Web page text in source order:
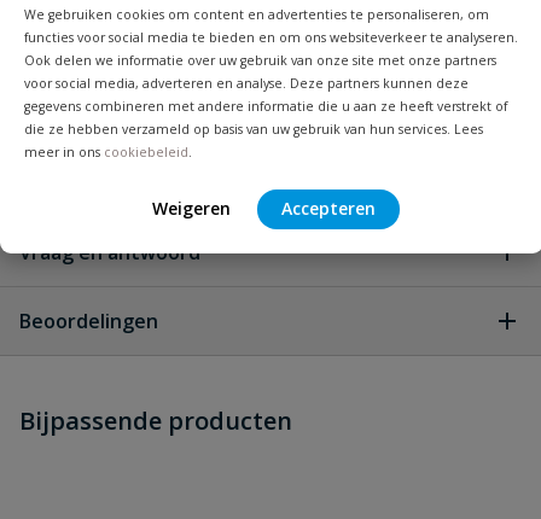
We gebruiken cookies om content en advertenties te personaliseren, om
functies voor social media te bieden en om ons websiteverkeer te analyseren.
Ook delen we informatie over uw gebruik van onze site met onze partners
voor social media, adverteren en analyse. Deze partners kunnen deze
gegevens combineren met andere informatie die u aan ze heeft verstrekt of
die ze hebben verzameld op basis van uw gebruik van hun services. Lees
meer in ons cookiebeleid.
Weigeren Accepteren
Diameter inch 1/2 ''
Materiaal messing
Vraag en antwoord
dit product?
Beoordelingen
Schrijf zelf een beoordeling
Bijpassende producten